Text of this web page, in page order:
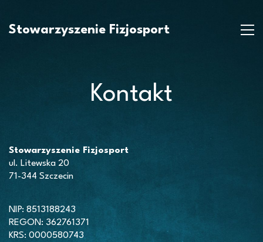
Stowarzyszenie Fizjosport
Kontakt
Stowarzyszenie Fizjosport
ul. Litewska 20
71-344 Szczecin
NIP: 8513188243
REGON: 362761371
KRS: 0000580743